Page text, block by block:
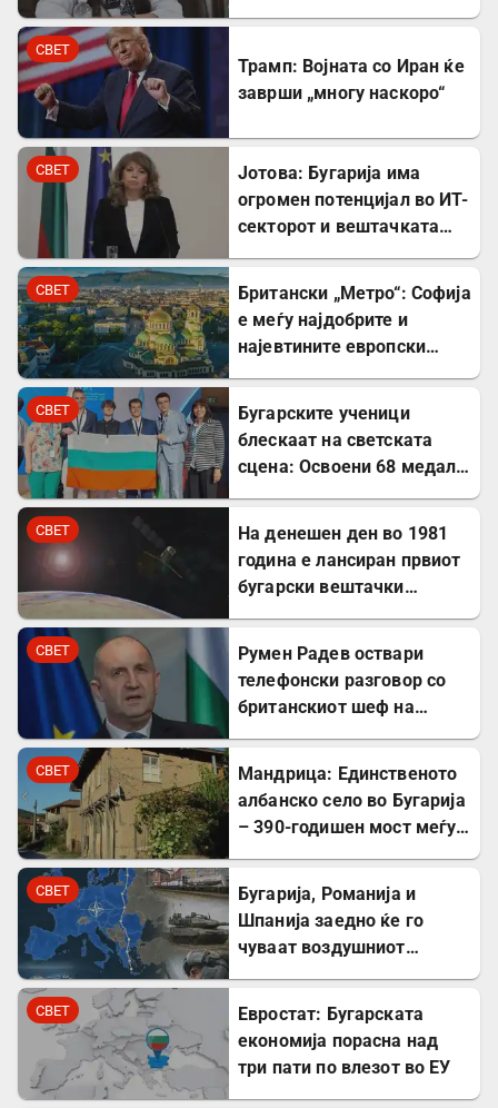
СВЕТ
Трамп: Војната со Иран ќе
заврши „многу наскоро“
СВЕТ
Јотова: Бугарија има
огромен потенцијал во ИТ-
секторот и вештачката
СВЕТ
Британски „Метро“: Софија
е меѓу најдобрите и
најевтините европски
СВЕТ
Бугарските ученици
блескаат на светската
сцена: Освоени 68 медали
година
СВЕТ
На денешен ден во 1981
година е лансиран првиот
бугарски вештачки
СВЕТ
Румен Радев оствари
телефонски разговор со
британскиот шеф на
СВЕТ
Мандрица: Единственото
албанско село во Бугарија
– 390-годишен мост меѓу
СВЕТ
Бугарија, Романија и
Шпанија заедно ќе го
чуваат воздушниот
СВЕТ
Евростат: Бугарската
економија порасна над
три пати по влезот во ЕУ